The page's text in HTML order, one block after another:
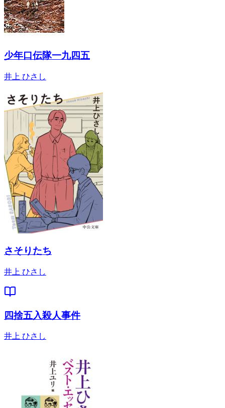
少年口伝隊一九四五
井上 ひさし
さそりたち
井上 ひさし
四捨五入殺人事件
井上 ひさし